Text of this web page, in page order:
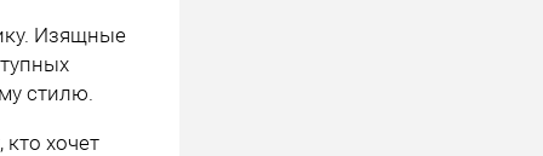
Изящные
стилю.
хочет